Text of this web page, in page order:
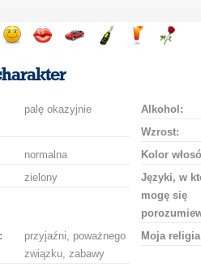
uśmiechbuziaka
palę okazyjnie Alkohol:
Wzrost:
normalna Kolor
zielony
Języki, w
mogę się
przyjaźni, poważnego
związku, zabawy
Moja